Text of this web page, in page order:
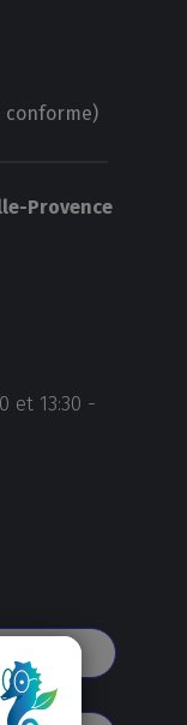
Provence
et 13:30 -
conforme)